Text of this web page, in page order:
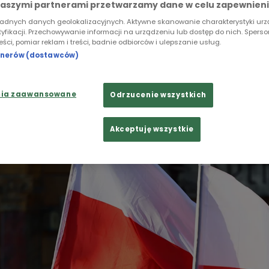
fascynację i kontrowersje. Olaga Mickiewicz w
im. Jacka Stwory, przez ponad pół roku
Rozmawiała z ich liderami,
motywacje i emocje, które stoją za tym ruchem.
partnerami przetwarzamy dane w celu
danych geolokalizacyjnych. Aktywne skanowanie charakterystyki
Przechowywanie informacji na urządzeniu lub dostęp do nich.
pomiar reklam i treści, badnie odbiorców i ulepszanie usług.
(dostawców)
zaawansowane Odrzucenie wszystkich
Akceptuję wszystkie